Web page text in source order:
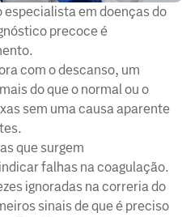
especialista em doenças do
precoce é
com o descanso, um
do que o normal ou o
sem uma causa aparente
que surgem
falhas na coagulação.
ignoradas na correria do
sinais de que é preciso